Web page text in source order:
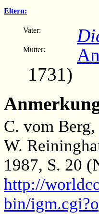
Eltern:
Vater:
Mutter:
1731)
C. vom
W.
1987, S. 20
http://
bin/